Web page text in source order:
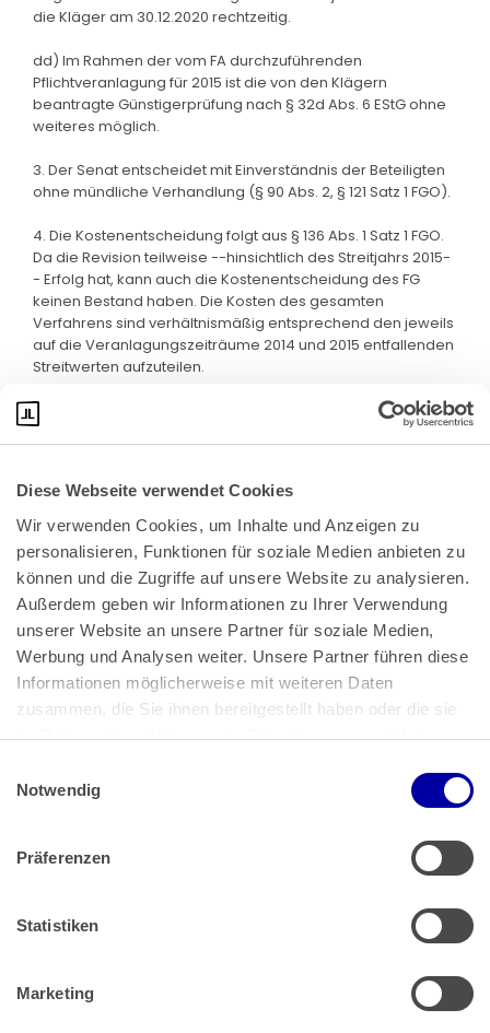
Diese Webseite verwendet Cookies
Wir verwenden Cookies, um Inhalte und Anzeigen zu
personalisieren, Funktionen für soziale Medien anbieten zu
können und die Zugriffe auf unsere Website zu analysieren.
Außerdem geben wir Informationen zu Ihrer Verwendung
unserer Website an unsere Partner für soziale Medien,
Werbung und Analysen weiter. Unsere Partner führen diese
Informationen möglicherweise mit weiteren Daten
zusammen, die Sie ihnen bereitgestellt haben oder die sie
im Rahmen Ihrer Nutzung der Dienste gesammelt haben.
Impressum
Notwendig
Präferenzen
Statistiken
Marketing
die Kläger am 30.12.2020 rechtzeitig.
dd) Im Rahmen der vom FA durchzuführenden
Pflichtveranlagung für 2015 ist die von den Klägern
beantragte Günstigerprüfung nach § 32d Abs. 6 EStG ohne
weiteres möglich.
3. Der Senat entscheidet mit Einverständnis der Beteiligten
ohne mündliche Verhandlung (§ 90 Abs. 2, § 121 Satz 1 FGO).
4. Die Kostenentscheidung folgt aus § 136 Abs. 1 Satz 1 FGO.
Da die Revision teilweise --hinsichtlich des Streitjahrs 2015-
- Erfolg hat, kann auch die Kostenentscheidung des FG
keinen Bestand haben. Die Kosten des gesamten
Verfahrens sind verhältnismäßig entsprechend den jeweils
auf die Veranlagungszeiträume 2014 und 2015 entfallenden
Streitwerten aufzuteilen.
Bundeskanzlerplatz 2
53113 Bonn
Pressemitteilungen|AGB
Impressum|Datenschutz
Muster Widerrufsformular (PDF)
Barrierefreiheit